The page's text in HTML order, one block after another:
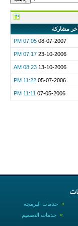
آخر مشاركة
08-07-2007
07:05 PM
23-10-2006
07:17 PM
13-10-2006
08:23 AM
05-07-2006
11:22 PM
07-05-2006
11:11 PM
» خدمات البرمجة
» خدمات التصميم